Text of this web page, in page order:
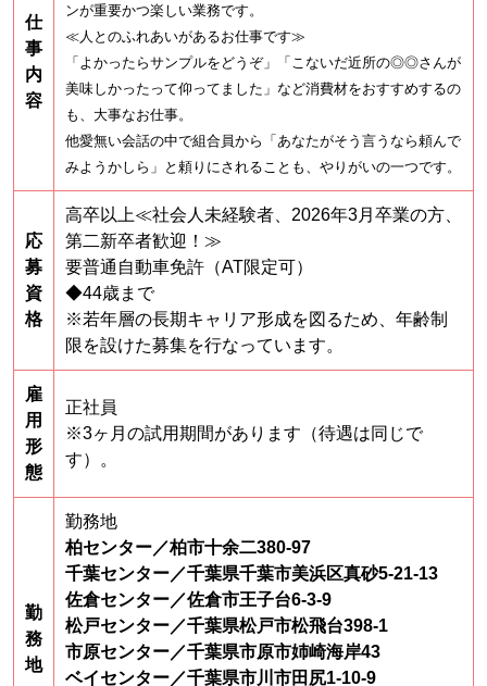
仕
事
内
容
ンが重要かつ楽しい業務です。
≪人とのふれあいがあるお仕事です≫
「よかったらサンプルをどうぞ」「こないだ近所の◎◎さんが
美味しかったって仰ってました」など消費材をおすすめするの
も、大事なお仕事。
他愛無い会話の中で組合員から「あなたがそう言うなら頼んで
みようかしら」と頼りにされることも、やりがいの一つです。
応
募
資
格
高卒以上≪社会人未経験者、2026年3月卒業の方、
第二新卒者歓迎！≫
要普通自動車免許（AT限定可）
◆44歳まで
※若年層の長期キャリア形成を図るため、年齢制
限を設けた募集を行なっています。
雇
用
形
態
正社員
※3ヶ月の試用期間があります（待遇は同じで
す）。
勤
務
地
勤務地
柏センター／柏市十余二380-97
千葉センター／千葉県千葉市美浜区真砂5-21-13
佐倉センター／佐倉市王子台6-3-9
松戸センター／千葉県松戸市松飛台398-1
市原センター／千葉県市原市姉崎海岸43
ベイセンター／千葉県市川市田尻1-10-9